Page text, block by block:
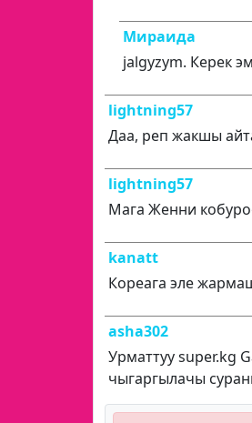
Мираида
jalgyzym. Керек
lightning57
Даа, реп жакшы
lightning57
Мага Женни
kanatt
Кореага эле
asha302
Урматтуу super.kg
чыгаргылачы